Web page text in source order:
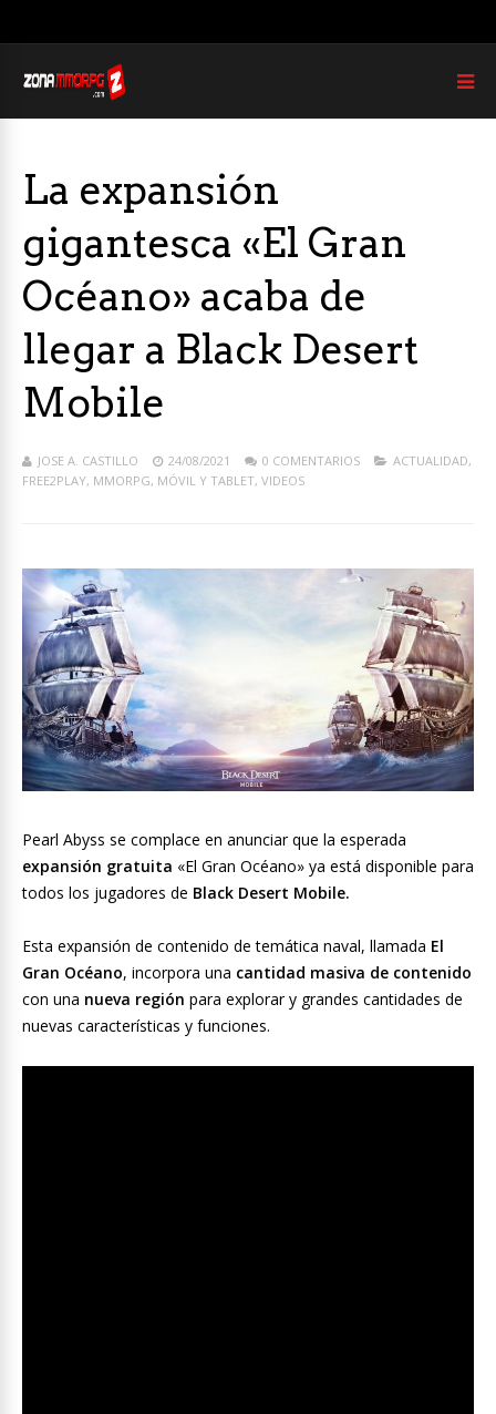
La expansión
gigantesca «El Gran
Océano» acaba de
llegar a Black Desert
Mobile
JOSE A. CASTILLO 24/08/2021 0 COMENTARIOS ACTUALIDAD,
FREE2PLAY, MMORPG, MÓVIL Y TABLET, VIDEOS
Pearl Abyss se complace en anunciar que la esperada
expansión gratuita «El Gran Océano» ya está disponible para
todos los jugadores de Black Desert Mobile.
Esta expansión de contenido de temática naval, llamada El
Gran Océano, incorpora una cantidad masiva de contenido
con una nueva región para explorar y grandes cantidades de
nuevas características y funciones.